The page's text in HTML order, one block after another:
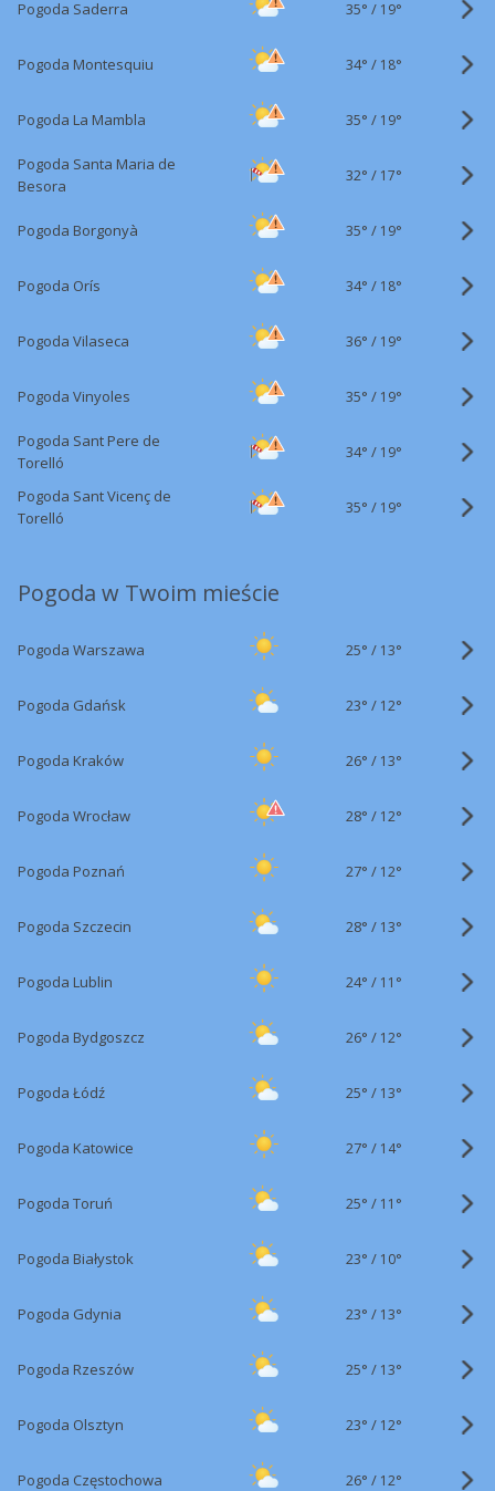
Pogoda Saderra 35° / 19°
Pogoda Montesquiu 34° / 18°
Pogoda La Mambla 35° / 19°
Pogoda Santa Maria de
Besora
32° / 17°
Pogoda Borgonyà 35° / 19°
Pogoda Orís 34° / 18°
Pogoda Vilaseca 36° / 19°
Pogoda Vinyoles 35° / 19°
Pogoda Sant Pere de
Torelló
34° / 19°
Pogoda Sant Vicenç de
Torelló
35° / 19°
Pogoda w Twoim mieście
Pogoda Warszawa 25° / 13°
Pogoda Gdańsk 23° / 12°
Pogoda Kraków 26° / 13°
Pogoda Wrocław 28° / 12°
Pogoda Poznań 27° / 12°
Pogoda Szczecin 28° / 13°
Pogoda Lublin 24° / 11°
Pogoda Bydgoszcz 26° / 12°
Pogoda Łódź 25° / 13°
Pogoda Katowice 27° / 14°
Pogoda Toruń 25° / 11°
Pogoda Białystok 23° / 10°
Pogoda Gdynia 23° / 13°
Pogoda Rzeszów 25° / 13°
Pogoda Olsztyn 23° / 12°
Pogoda Częstochowa 26° / 12°